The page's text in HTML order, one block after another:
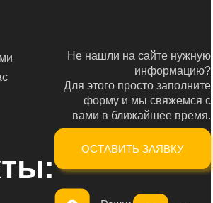
Не нашли на сайте нужную
информацию?
Для этого просто заполните
форму и мы свяжемся с
вами в ближайшее время.
ОСТАВИТЬ ЗАЯВКУ